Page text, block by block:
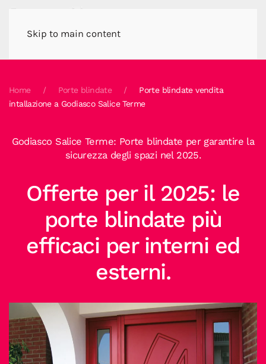
Skip to main content
Home Porte blindate
Porte blindate vendita
intallazione a Godiasco Salice Terme
Godiasco Salice Terme: Porte blindate per garantire la
sicurezza degli spazi nel 2025.
Offerte per il 2025: le
porte blindate più
efficaci per interni ed
esterni.